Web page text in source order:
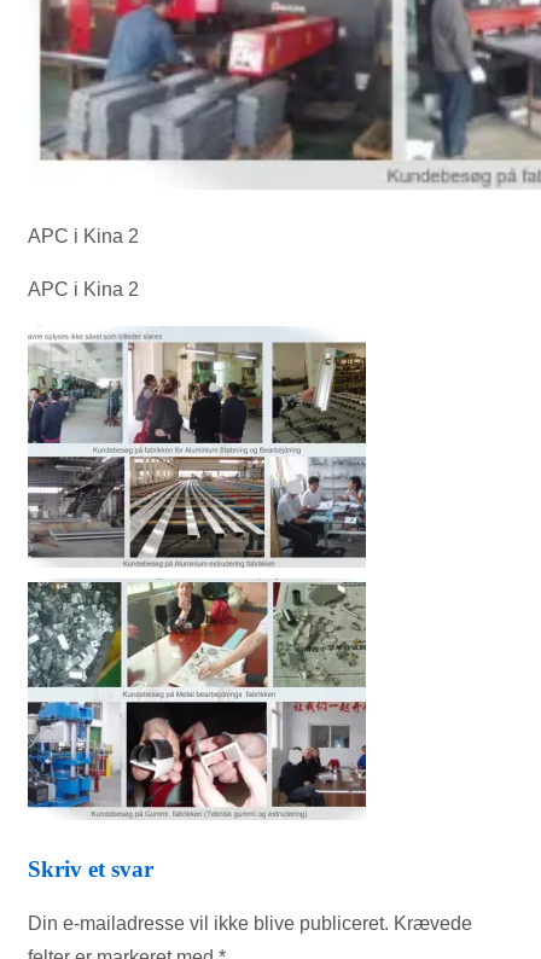
APC i Kina 2
APC i Kina 2
Skriv et svar
Din e-mailadresse vil ikke blive publiceret. Krævede